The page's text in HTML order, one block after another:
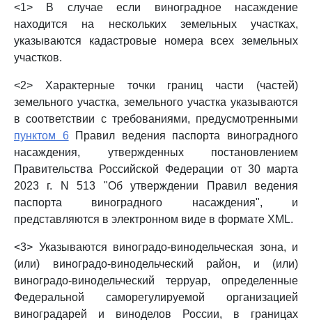
<1> В случае если виноградное насаждение
находится на нескольких земельных участках,
указываются кадастровые номера всех земельных
участков.
<2> Характерные точки границ части (частей)
земельного участка, земельного участка указываются
в соответствии с требованиями, предусмотренными
пунктом 6Правил ведения паспорта виноградного
насаждения, утвержденных постановлением
Правительства Российской Федерации от 30 марта
2023 г. N 513 "Об утверждении Правил ведения
паспорта виноградного насаждения", и
представляются в электронном виде в формате XML.
<3> Указываются виноградо-винодельческая зона, и
(или) виноградо-винодельческий район, и (или)
виноградо-винодельческий терруар, определенные
Федеральной саморегулируемой организацией
виноградарей и виноделов России, в границах